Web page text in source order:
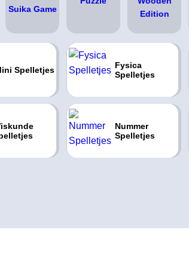
Spelletjes
Fysica
Spelletjes
Nummer
Spelletjes